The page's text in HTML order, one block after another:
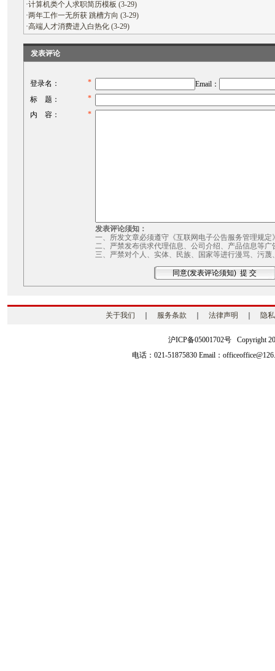
·计算机类个人求职简历模板 (3-29)
·两年工作一无所获 跳槽方向 (3-29)
·高端人才消费进入白热化 (3-29)
发表评论
登录名： *
Email：
标 题：
*
内 容：
*
发表评论须知：
一、所发文章必须遵守《互联网电子公告服务管理规定
二、严禁发布供求代理信息、公司介绍、产品信息等广
三、严禁对个人、实体、民族、国家等进行漫骂、污蔑
关于我们 服务条款 法律声明 隐
沪ICP备05001702号 Copyright
电话：021-51875830 Email：